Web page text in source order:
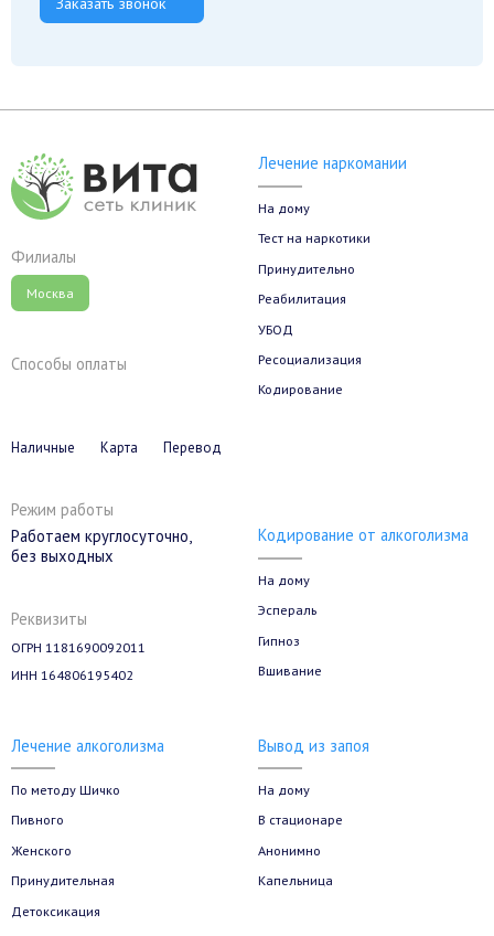
Филиалы
Москва
Способы оплаты
Наличные Карта Перевод
Режим работы
Работаем круглосуточно,
без выходных
Реквизиты
ОГРН 1181690092011
ИНН 164806195402
Лечение наркомании
На дому
Тест на наркотики
Принудительно
Реабилитация
УБОД
Ресоциализация
Кодирование
Кодирование от алкоголизма
На дому
Эспераль
Гипноз
Вшивание
Лечение алкоголизма
По методу Шичко
Пивного
Женского
Принудительная
Детоксикация
Вывод из запоя
На дому
В стационаре
Анонимно
Капельница